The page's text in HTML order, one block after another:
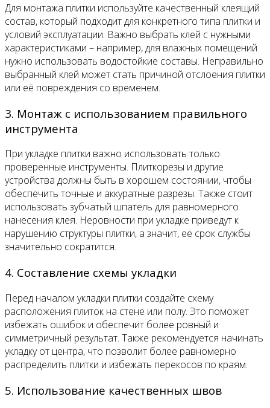
Для монтажа плитки используйте качественный клеящий
состав, который подходит для конкретного типа плитки и
условий эксплуатации. Важно выбрать клей с нужными
характеристиками – например, для влажных помещений
нужно использовать водостойкие составы. Неправильно
выбранный клей может стать причиной отслоения плитки
или её повреждения со временем.
3. Монтаж с использованием правильного
инструмента
При укладке плитки важно использовать только
проверенные инструменты. Плиткорезы и другие
устройства должны быть в хорошем состоянии, чтобы
обеспечить точные и аккуратные разрезы. Также стоит
использовать зубчатый шпатель для равномерного
нанесения клея. Неровности при укладке приведут к
нарушению структуры плитки, а значит, её срок службы
значительно сократится.
4. Составление схемы укладки
Перед началом укладки плитки создайте схему
расположения плиток на стене или полу. Это поможет
избежать ошибок и обеспечит более ровный и
симметричный результат. Также рекомендуется начинать
укладку от центра, что позволит более равномерно
распределить плитки и избежать перекосов по краям.
5. Использование качественных швов